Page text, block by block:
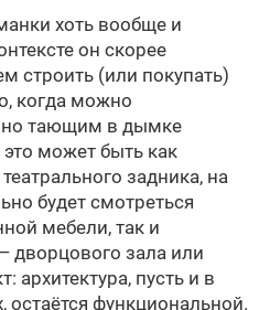
хоть вообще и
он скорее
строить (или покупать)
когда можно
тающим в дымке
может быть как
задника, на
будет смотреться
мебели, так и
дворцового зала или
архитектура, пусть и в
остаётся функциональной.